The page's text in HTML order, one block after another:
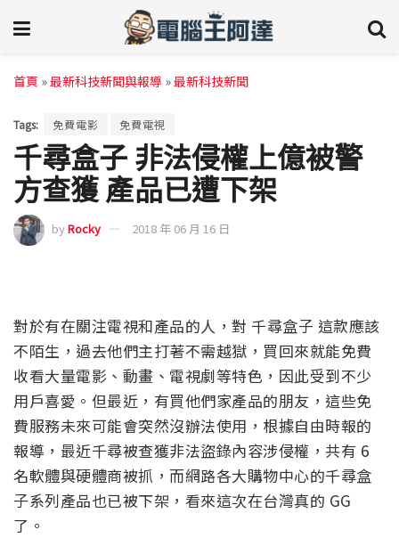
首頁 »最新科技新聞與報導 »最新科技新聞
Tags: 免費電影 免費電視
千尋盒子 非法侵權上億被警
方查獲 產品已遭下架
byRocky 2018 年 06 月 16 日
對於有在關注電視和產品的人，對 千尋盒子 這款應該
不陌生，過去他們主打著不需越獄，買回來就能免費
收看大量電影、動畫、電視劇等特色，因此受到不少
用戶喜愛。但最近，有買他們家產品的朋友，這些免
費服務未來可能會突然沒辦法使用，根據自由時報的
報導，最近千尋被查獲非法盜錄內容涉侵權，共有 6
名軟體與硬體商被抓，而網路各大購物中心的千尋盒
子系列產品也已被下架，看來這次在台灣真的 GG
了。